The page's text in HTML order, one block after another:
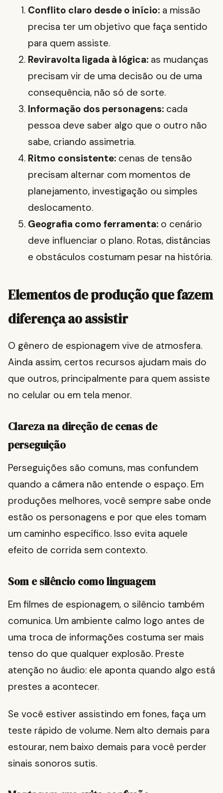
Conflito claro desde o início: a missão
precisa ter um objetivo que faça sentido
para quem assiste.
Reviravolta ligada à lógica: as mudanças
precisam vir de uma decisão ou de uma
consequência, não só de sorte.
Informação dos personagens: cada
pessoa deve saber algo que o outro não
sabe, criando assimetria.
Ritmo consistente: cenas de tensão
precisam alternar com momentos de
planejamento, investigação ou simples
deslocamento.
Geografia como ferramenta: o cenário
deve influenciar o plano. Rotas, distâncias
e obstáculos costumam pesar na história.
Elementos de produção que fazem
diferença ao assistir
O gênero de espionagem vive de atmosfera.
Ainda assim, certos recursos ajudam mais do
que outros, principalmente para quem assiste
no celular ou em tela menor.
Clareza na direção de cenas de
perseguição
Perseguições são comuns, mas confundem
quando a câmera não entende o espaço. Em
produções melhores, você sempre sabe onde
estão os personagens e por que eles tomam
um caminho específico. Isso evita aquele
efeito de corrida sem contexto.
Som e silêncio como linguagem
Em filmes de espionagem, o silêncio também
comunica. Um ambiente calmo logo antes de
uma troca de informações costuma ser mais
tenso do que qualquer explosão. Preste
atenção no áudio: ele aponta quando algo está
prestes a acontecer.
Se você estiver assistindo em fones, faça um
teste rápido de volume. Nem alto demais para
estourar, nem baixo demais para você perder
sinais sonoros sutis.